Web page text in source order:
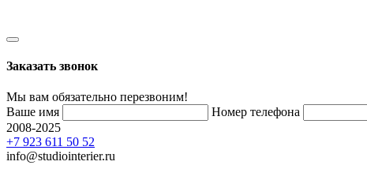
Заказать звонок
Мы вам обязательно перезвоним!
Ваше имя
Номер телефона
2008-2025
+7 923 611 50 52
info@studiointerier.ru